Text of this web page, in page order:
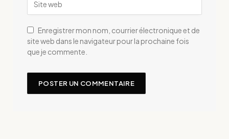
Enregistrer mon nom, courrier électronique et de
site web dans le navigateur pour la prochaine fois
que je commente.